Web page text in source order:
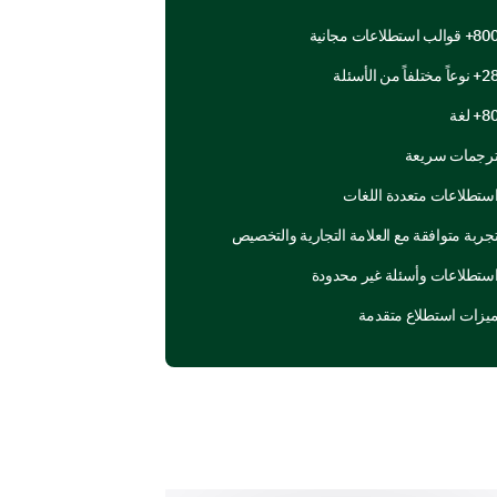
If you could add or change
On a scale of 1-5, how
استطلاعات مجانية
مختلفاً من الأسئلة
لغة
سريعة
استطلاعات متعددة اللغات
متوافقة مع العلامة التجارية والتخصيص
استطلاعات وأسئلة غير محدودة
ميزات استطلاع متقدمة